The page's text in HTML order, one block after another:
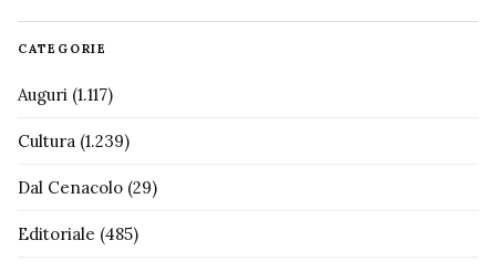
CATEGORIE
Auguri (1.117)
Cultura (1.239)
Dal Cenacolo (29)
Editoriale (485)